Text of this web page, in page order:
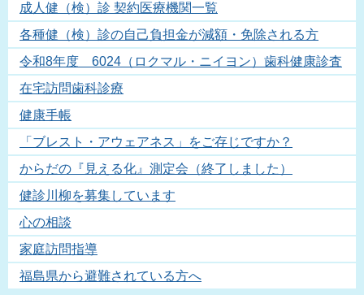
成人健（検）診 契約医療機関一覧
各種健（検）診の自己負担金が減額・免除される方
令和8年度 6024（ロクマル・ニイヨン）歯科健康診査
在宅訪問歯科診療
健康手帳
「ブレスト・アウェアネス」をご存じですか？
からだの『見える化』測定会（終了しました）
健診川柳を募集しています
心の相談
家庭訪問指導
福島県から避難されている方へ